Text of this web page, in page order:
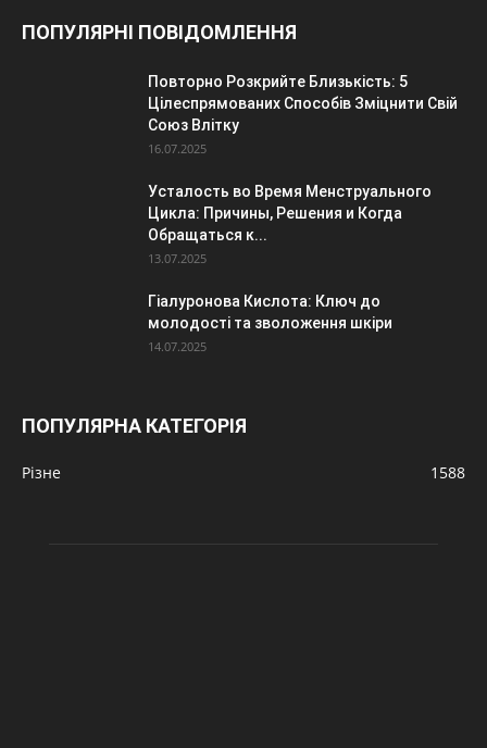
ПОПУЛЯРНІ ПОВІДОМЛЕННЯ
Повторно Розкрийте Близькість: 5
Цілеспрямованих Способів Зміцнити Свій
Союз Влітку
16.07.2025
Усталость во Время Менструального
Цикла: Причины, Решения и Когда
Обращаться к...
13.07.2025
Гіалуронова Кислота: Ключ до
молодості та зволоження шкіри
14.07.2025
ПОПУЛЯРНА КАТЕГОРІЯ
Різне 1588